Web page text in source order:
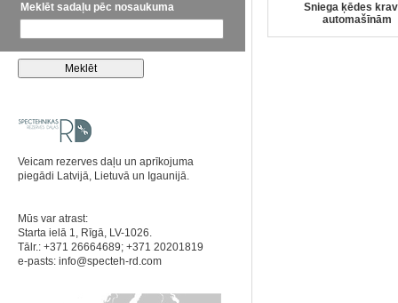
Meklēt sadaļu pēc nosaukuma
Veicam rezerves daļu un aprīkojuma
piegādi Latvijā, Lietuvā un Igaunijā.
Mūs var atrast:
Starta ielā 1, Rīgā, LV-1026.
Tālr.: +371 26664689; +371 20201819
e-pasts: info@specteh-rd.com
Sniega ķēdes
automašīnām